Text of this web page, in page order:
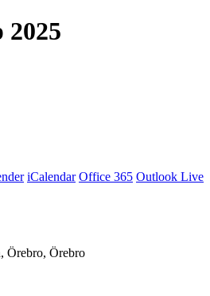
iCalendar Office 365 Outlook Live
Örebro, Örebro